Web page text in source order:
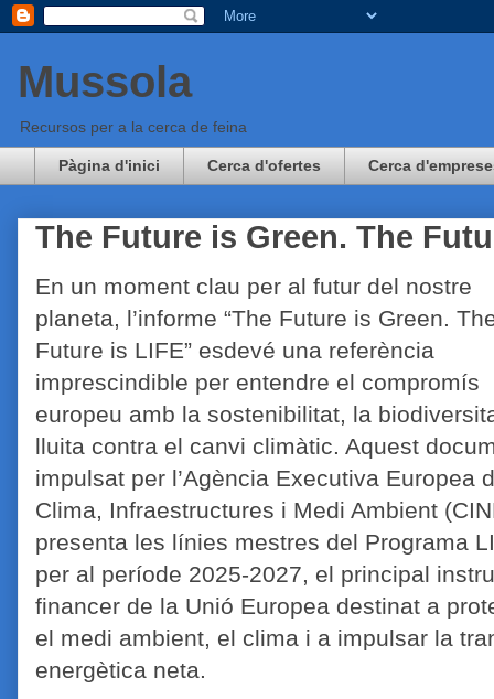
Mussola
Recursos per a la cerca de feina
Pàgina d'inici Cerca d'ofertes Cerca
The Future is Green. The
En un moment clau per al futur del nostre
planeta, l’informe “The Future is Green.
Future is LIFE” esdevé una referència
imprescindible per entendre el compromís
europeu amb la sostenibilitat, la
lluita contra el canvi climàtic. Aquest
impulsat per l’Agència Executiva Europea
Clima, Infraestructures i Medi Ambient
presenta les línies mestres del Programa
per al període 2025-2027, el principal
financer de la Unió Europea destinat a
el medi ambient, el clima i a impulsar la
energètica neta.